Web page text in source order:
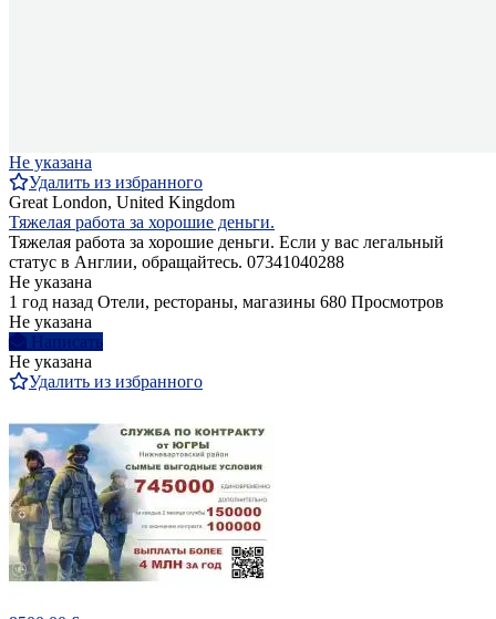
Не указана
Удалить из избранного
Great London, United Kingdom
Тяжелая работа за хорошие деньги.
Тяжелая работа за хорошие деньги. Если у вас легальный
статус в Англии, обращайтесь. 07341040288
Не указана
1 год назад Отели, рестораны, магазины 680 Просмотров
Не указана
Написать
Не указана
Удалить из избранного